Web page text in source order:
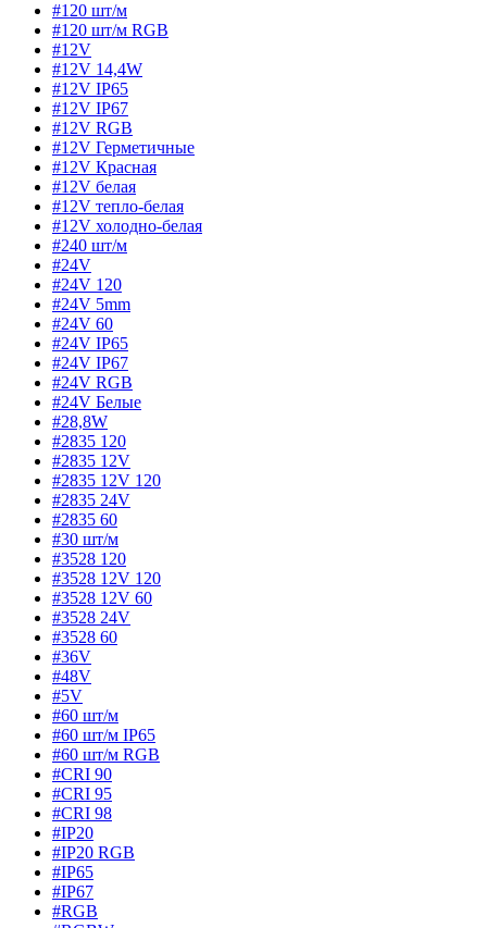
#120 шт/м
#120 шт/м RGB
#12V
#12V 14,4W
#12V IP65
#12V IP67
#12V RGB
#12V Герметичные
#12V Красная
#12V белая
#12V тепло-белая
#12V холодно-белая
#240 шт/м
#24V
#24V 120
#24V 5mm
#24V 60
#24V IP65
#24V IP67
#24V RGB
#24V Белые
#28,8W
#2835 120
#2835 12V
#2835 12V 120
#2835 24V
#2835 60
#30 шт/м
#3528 120
#3528 12V 120
#3528 12V 60
#3528 24V
#3528 60
#36V
#48V
#5V
#60 шт/м
#60 шт/м IP65
#60 шт/м RGB
#CRI 90
#CRI 95
#CRI 98
#IP20
#IP20 RGB
#IP65
#IP67
#RGB